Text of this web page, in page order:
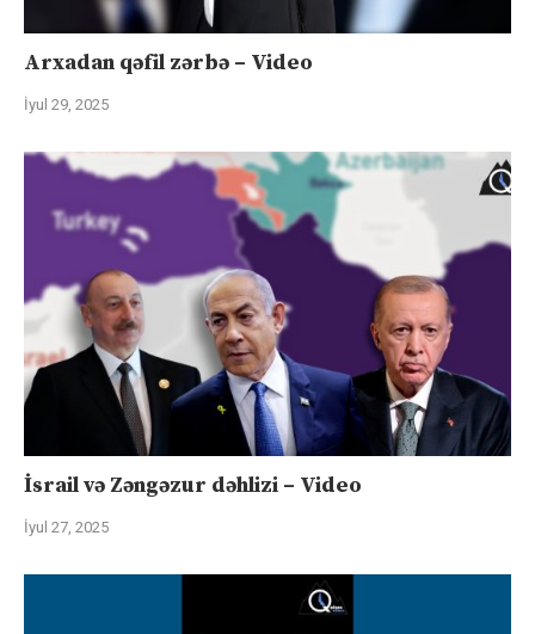
Arxadan qəfil zərbə – Video
İyul 29, 2025
İsrail və Zəngəzur dəhlizi – Video
İyul 27, 2025